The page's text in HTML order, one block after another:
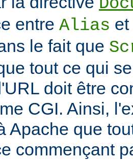
entre Alias et
le fait que
tout ce qui
doit être
CGI. Ainsi,
Apache que
commençant